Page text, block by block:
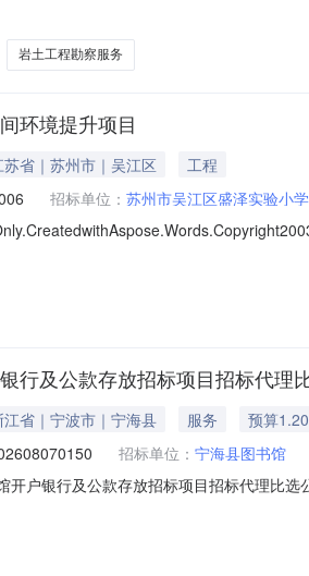
最低报价0.81351（万元）最高报
岩土工程勘察服务
环境提升项目
苏省｜苏州市｜吴江区
工程
招标单位： 苏州市吴江区盛泽实验小学
求：1.项目地点：吴江区2.项目基本情况：
行及公款存放招标项目招标代理
江省｜宁波市｜宁海县 服务
预算
招标单位： 宁海县图书馆
开户银行及公款存放招标项目招标代理比
开户银行及公款存放招标代理中介服务完
价格